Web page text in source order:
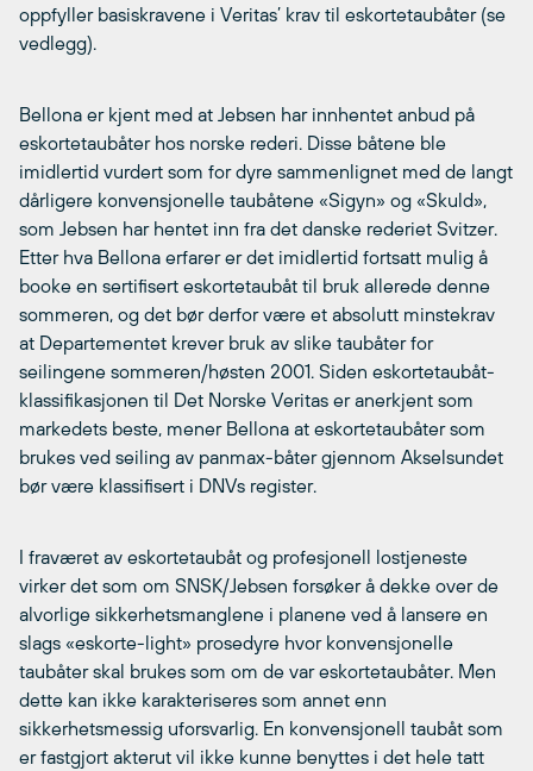
oppfyller basiskravene i Veritas’ krav til eskortetaubåter (se
vedlegg).
Bellona er kjent med at Jebsen har innhentet anbud på
eskortetaubåter hos norske rederi. Disse båtene ble
imidlertid vurdert som for dyre sammenlignet med de langt
dårligere konvensjonelle taubåtene «Sigyn» og «Skuld»,
som Jebsen har hentet inn fra det danske rederiet Svitzer.
Etter hva Bellona erfarer er det imidlertid fortsatt mulig å
booke en sertifisert eskortetaubåt til bruk allerede denne
sommeren, og det bør derfor være et absolutt minstekrav
at Departementet krever bruk av slike taubåter for
seilingene sommeren/høsten 2001. Siden eskortetaubåt-
klassifikasjonen til Det Norske Veritas er anerkjent som
markedets beste, mener Bellona at eskortetaubåter som
brukes ved seiling av panmax-båter gjennom Akselsundet
bør være klassifisert i DNVs register.
I fraværet av eskortetaubåt og profesjonell lostjeneste
virker det som om SNSK/Jebsen forsøker å dekke over de
alvorlige sikkerhetsmanglene i planene ved å lansere en
slags «eskorte-light» prosedyre hvor konvensjonelle
taubåter skal brukes som om de var eskortetaubåter. Men
dette kan ikke karakteriseres som annet enn
sikkerhetsmessig uforsvarlig. En konvensjonell taubåt som
er fastgjort akterut vil ikke kunne benyttes i det hele tatt